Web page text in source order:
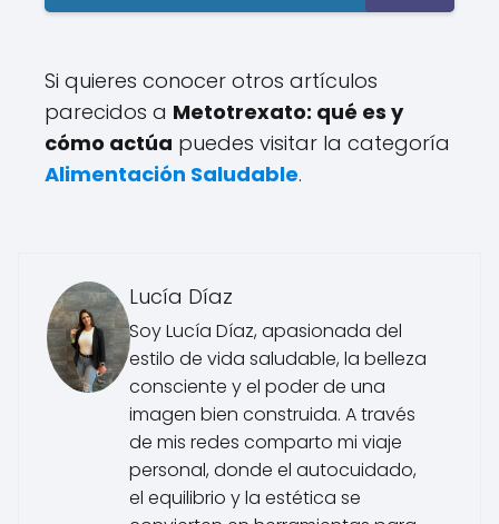
Si quieres conocer otros artículos
parecidos a Metotrexato: qué es y
cómo actúa puedes visitar la categoría
Alimentación Saludable.
Lucía Díaz
Soy Lucía Díaz, apasionada del
estilo de vida saludable, la belleza
consciente y el poder de una
imagen bien construida. A través
de mis redes comparto mi viaje
personal, donde el autocuidado,
el equilibrio y la estética se